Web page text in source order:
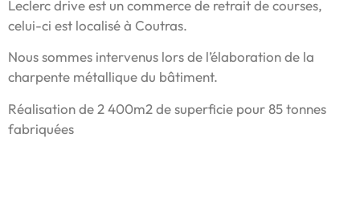
Leclerc drive est un commerce de retrait de courses,
celui-ci est localisé à Coutras.
Nous sommes intervenus lors de l’élaboration de la
charpente métallique du bâtiment.
Réalisation de 2 400m2 de superficie pour 85 tonnes
fabriquées